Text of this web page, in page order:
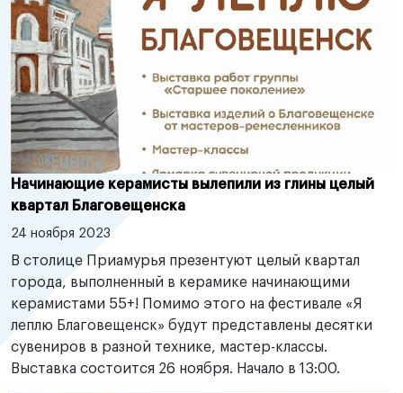
Начинающие керамисты вылепили из глины целый
квартал Благовещенска
24 ноября 2023
В столице Приамурья презентуют целый квартал
города, выполненный в керамике начинающими
керамистами 55+! Помимо этого на фестивале «Я
леплю Благовещенск» будут представлены десятки
сувениров в разной технике, мастер-классы.
Выставка состоится 26 ноября. Начало в 13:00.